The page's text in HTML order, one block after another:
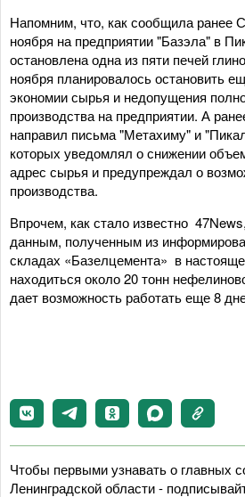
Напомним, что, как сообщила ранее
ноября на предприятии "Базэла" в
остановлена одна из пяти печей
ноября планировалось остановить
экономии сырья и недопущения
производства на предприятии. А
направил письма "Метахиму" и
которых уведомлял о снижении
адрес сырья и предупреждал о
производства.
Впрочем, как стало известно
данным, полученным из
складах «Базелцемента» в
находиться около 20 тонн
дает возможность работать еще 8
Чтобы первыми узнавать о главных
Ленинградской области -